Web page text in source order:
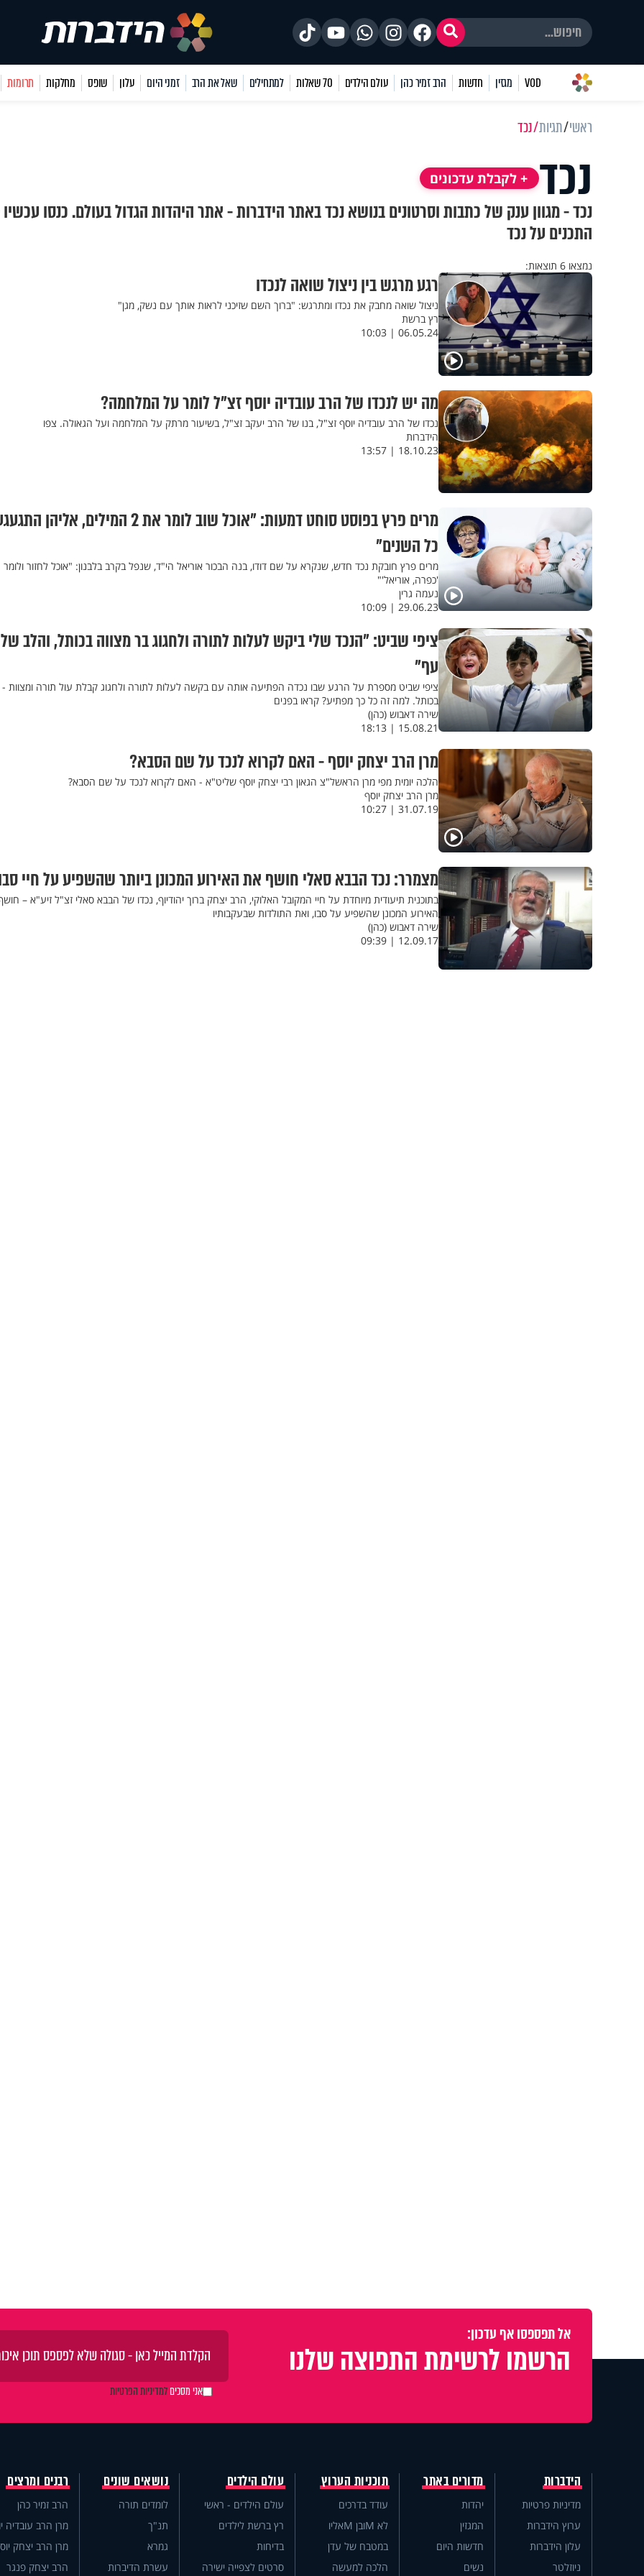
VOD מגזין חדשות הרב זמיר כהן עולם הילדים 70 שאלות למתחילים שאל את הרב זמני היום עלון שופס מחלקות תרומות
ראשי תגיות נכד
נכד + לקבלת עדכונים
נכד - מגוון ענק של כתבות וסרטונים בנושא נכד באתר הידברות - אתר היהדות הגדול בעולם. כנסו
התכנים על נכד
נמצאו 6 תוצאות:
רגע מרגש בין ניצול שואה לנכדו
ניצול שואה מחבק את נכדו ומתרגש: "ברוך השם שזיכני לראות אותך עם נשק, מגן"
רץ ברשת
06.05.24 | 10:03
מה יש לנכדו של הרב עובדיה יוסף זצ"ל לומר על המלחמה?
נכדו של הרב עובדיה יוסף זצ"ל, בנו של הרב יעקב זצ"ל, בשיעור מרתק על המלחמה ועל הגאולה. צפו
הידברות
18.10.23 | 13:57
מרים פרץ בפוסט סוחט דמעות: "אוכל שוב לומר את 2 המילים,
כל השנים"
מרים פרץ חובקת נכד חדש, שנקרא על שם דודו, בנה הבכור אוריאל הי"ד, שנפל בקרב בלבנון: "אוכל לחזור ולומר
'כפרה, אוריאל'"
נעמה גרין
29.06.23 | 10:09
ציפי שביט: "הנכד שלי ביקש לעלות לתורה ולחגוג בר מצווה בכותל, והלב
עף"
ציפי שביט מספרת על הרגע שבו נכדה הפתיעה אותה עם בקשה לעלות לתורה ולחגוג קבלת עול תורה ומצוות -
בכותל. למה זה כל כך מפתיע? קראו בפנים
שירה דאבוש (כהן)
15.08.21 | 18:13
מרן הרב יצחק יוסף - האם לקרוא לנכד על שם הסבא?
הלכה יומית מפי מרן הראשל"צ הגאון רבי יצחק יוסף שליט"א - האם לקרוא לנכד על שם הסבא?
מרן הרב יצחק יוסף
31.07.19 | 10:27
מצמרר: נכד הבבא סאלי חושף את האירוע המכונן ביותר שהשפיע על חיי
בתוכנית תיעודית מיוחדת על חיי המקובל האלוקי, הרב יצחק ברוך יהודיוף, נכדו של הבבא סאלי זצ"ל זיע"א –
האירוע המכונן שהשפיע על סבו, ואת התולדות שבעקבותיו
שירה דאבוש (כהן)
12.09.17 | 09:39
אל תפספסו אף עדכון:
הרשמו לרשימת התפוצה שלנו
אני מסכיםלמדיניות הפרטיות
הידברות
מדיניות פרטיות
ערוץ הידברות
עלון הידברות
ניוזלטר
מדורים באתר
יהדות
המגזין
חדשות היום
נשים
תוכניות הערוץ
עודד בדרכים
לא Mובן Mאליו
במטבח של עדן
הלכה למעשה
עולם הילדים
עולם הילדים - ראשי
רץ ברשת לילדים
בדיחות
סרטים לצפייה ישירה
נושאים שונים
לומדים תורה
תנ"ך
גמרא
עשרת הדיברות
רבנים ומרצים
הרב זמיר כהן
מרן הרב עובדיה
מרן הרב יצחק
הרב יצחק פנגר